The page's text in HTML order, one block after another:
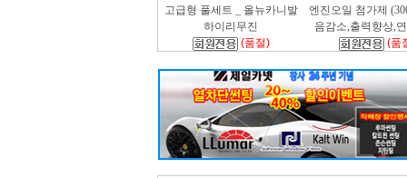
고급형 풀세트 _ 올뉴카니발
하이리무진
(품절)
엔진오일 첨가제
음감소,출력향상,
(품